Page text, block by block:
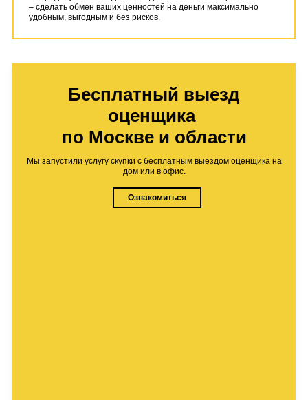
– сделать обмен ваших ценностей на деньги максимально
удобным, выгодным и без рисков.
Бесплатный выезд
оценщика
по Москве и области
Мы запустили услугу скупки с бесплатным выездом оценщика на
дом или в офис.
Ознакомиться